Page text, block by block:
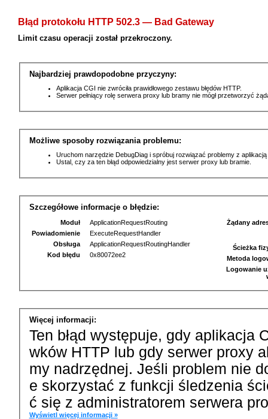
Błąd protokołu HTTP 502.3 — Bad Gateway
Limit czasu operacji został przekroczony.
Najbardziej prawdopodobne przyczyny:
Aplikacja CGI nie zwróciła prawidłowego zestawu błędów HTTP.
Serwer pełniący rolę serwera proxy lub bramy nie mógł przetworzyć
Możliwe sposoby rozwiązania problemu:
Uruchom narzędzie DebugDiag i spróbuj rozwiązać problemy z
Ustal, czy za ten błąd odpowiedzialny jest serwer proxy lub bramie.
Szczegółowe informacje o błędzie:
Moduł
ApplicationRequestRouting
Powiadomienie
ExecuteRequestHandler
Obsługa
ApplicationRequestRoutingHandler
Kod błędu
0x80072ee2
Żądany
Ścieżka
Metoda
Logowanie
Więcej informacji:
Ten błąd występuje, gdy aplikacja
wków HTTP lub gdy serwer proxy
my nadrzędnej. Jeśli problem nie
e skorzystać z funkcji śledzenia
ć się z administratorem serwera
Wyświetl więcej informacji »